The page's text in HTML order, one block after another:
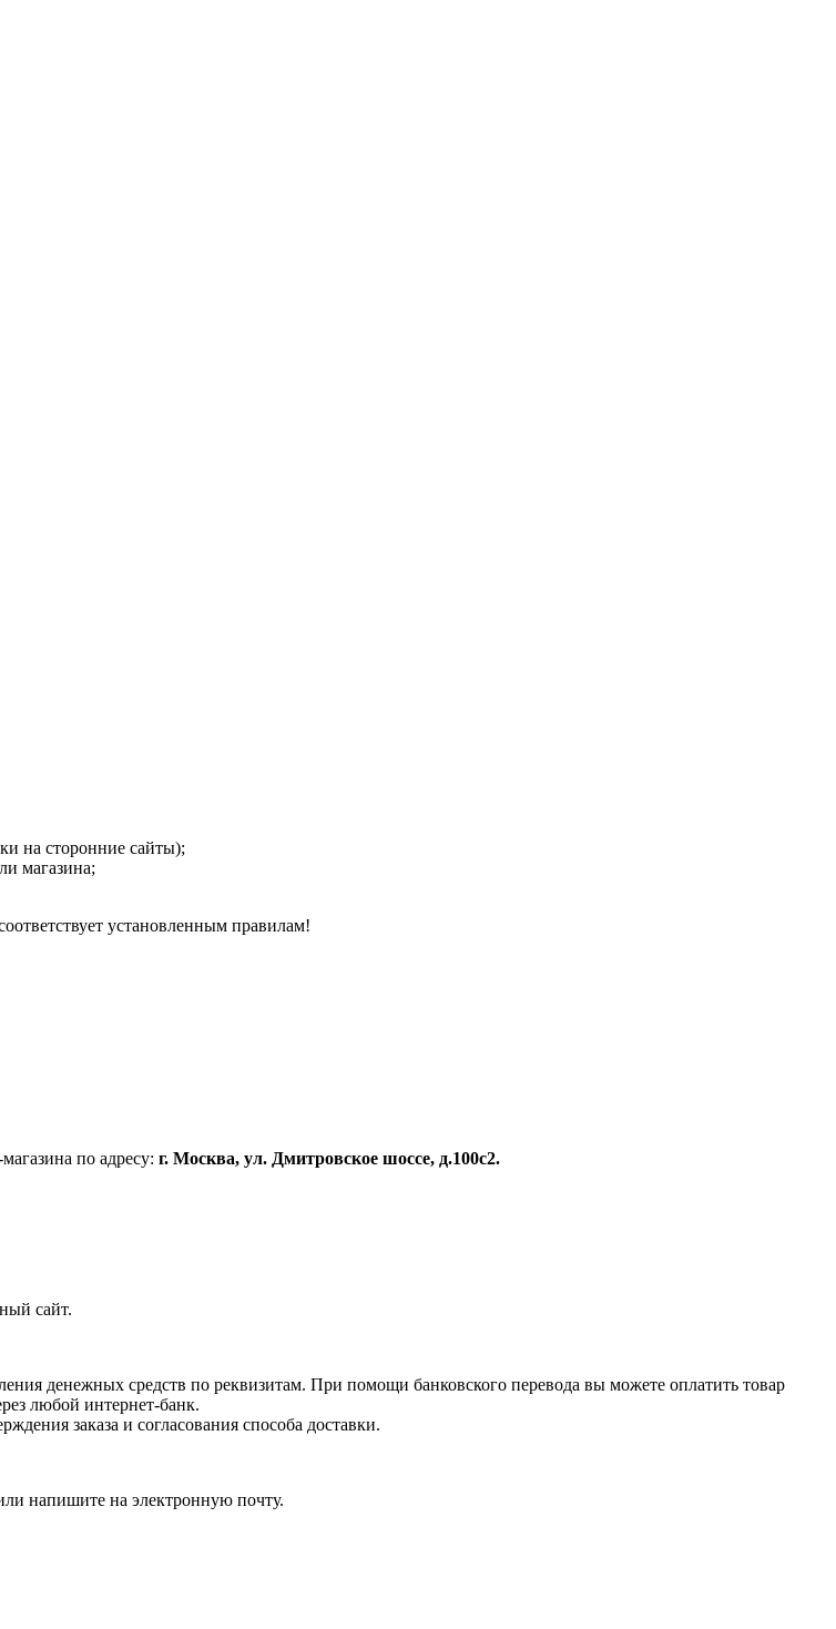
на сторонние сайты);
магазина;
установленным правилам!
по адресу: г. Москва, ул. Дмитровское шоссе, д.100с2.
сайт.
денежных средств по реквизитам. При помощи банковского перевода вы можете оплатить товар
любой интернет-банк.
заказа и согласования способа доставки.
напишите на электронную почту.